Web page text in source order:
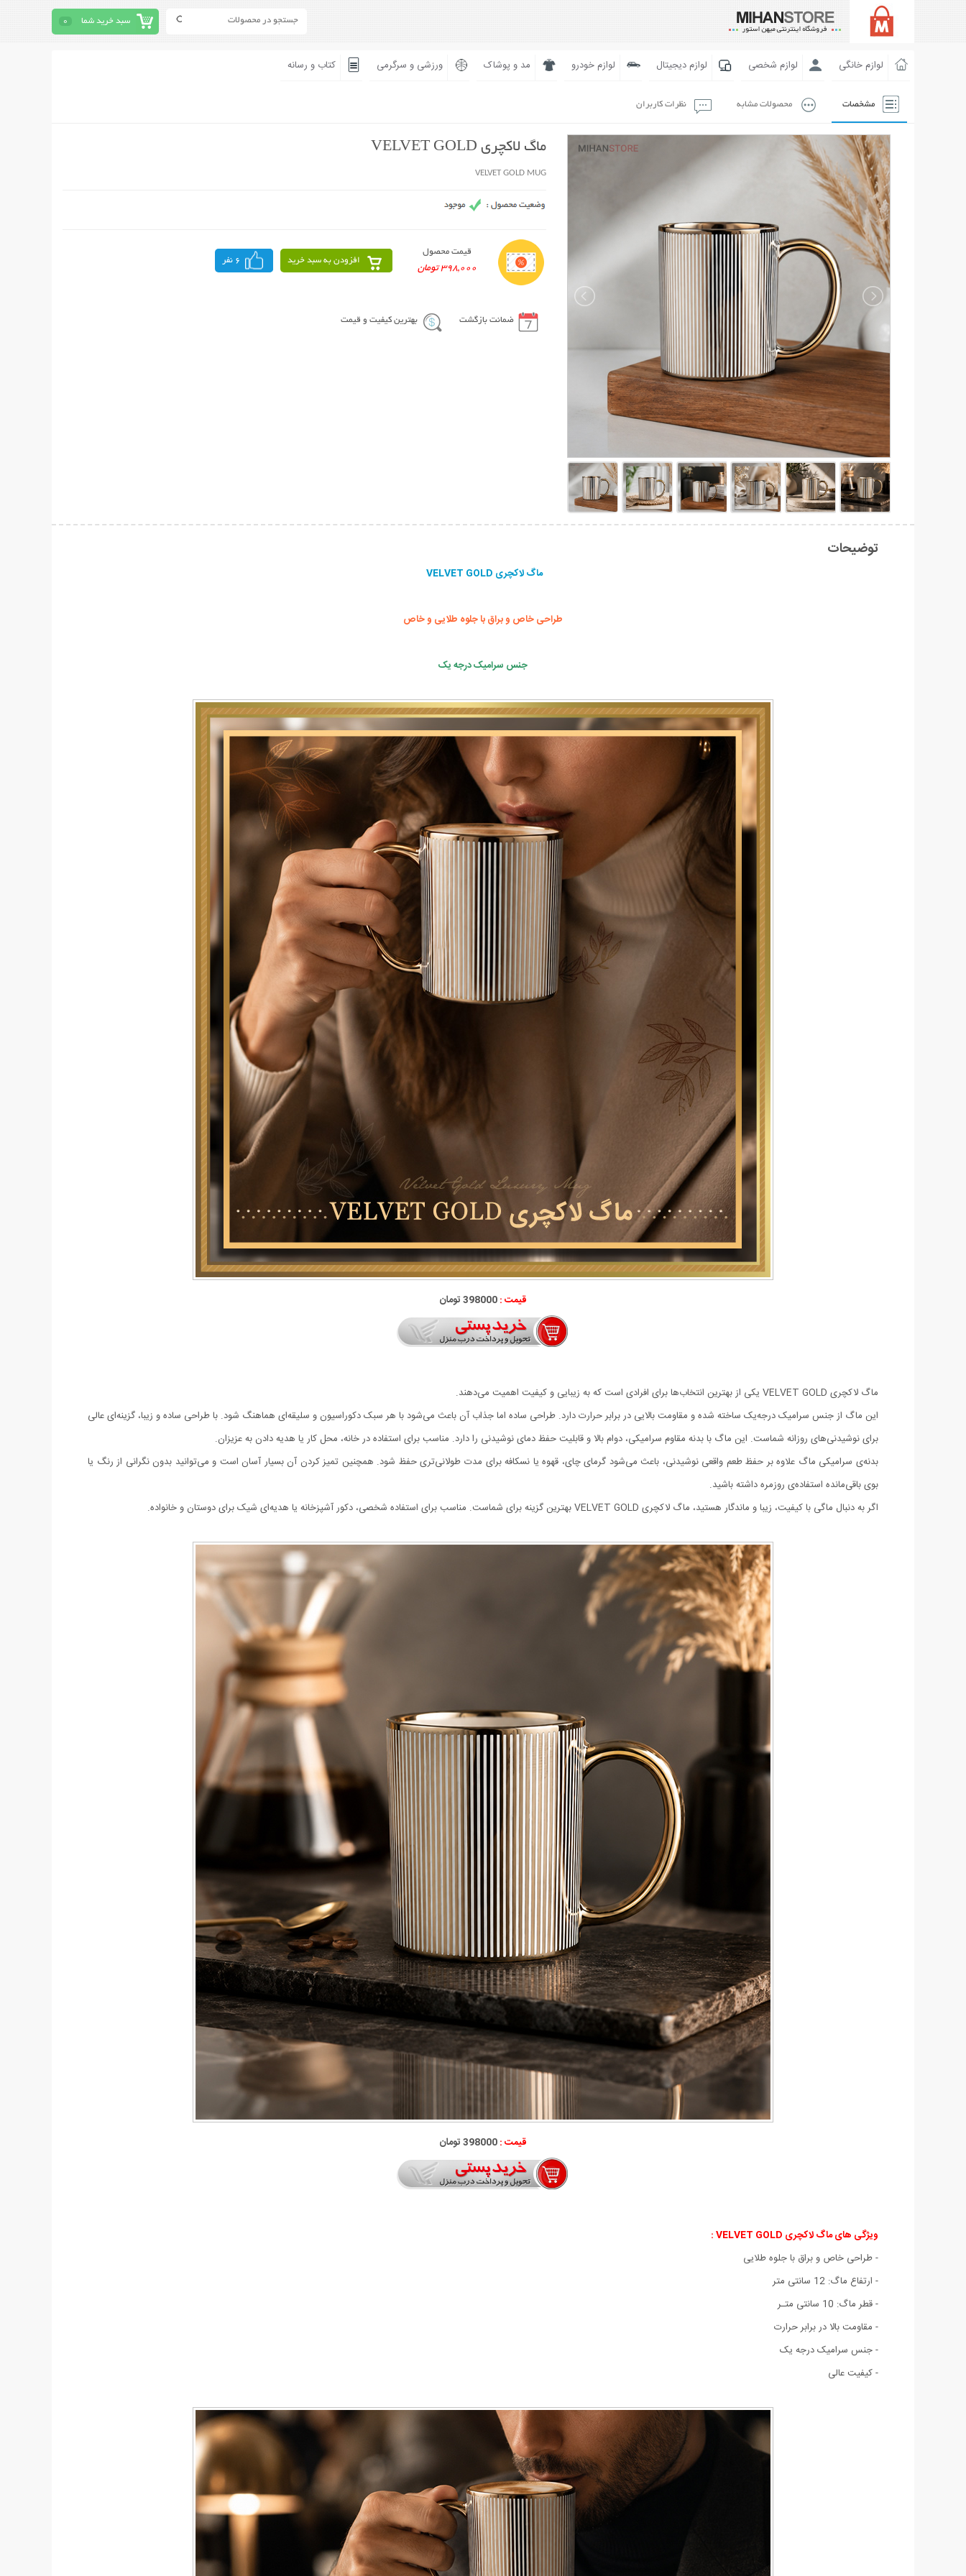
سبد خرید شما 0
لوازم خانگی لوازم شخصی لوازم دیجیتال لوازم خودرو مد و پوشاک ورزشی و سرگرمی کتاب و رسانه
مشخصات محصولات مشابه نظرات کاربران
ماگ لاکچری VELVET GOLD
VELVET GOLD MUG
قیمت محصول
398,000 تومان
افزودن به سبد خرید 6 نفر
ضمانت بازگشت بهترین کیفیت و قیمت
توضیحات
ماگ لاکچری VELVET GOLD
طراحی خاص و براق با جلوه طلایی و خاص
جنس سرامیک درجه‌ یک
قیمت :398000 تومان
ماگ لاکچری VELVET GOLD یکی از بهترین انتخاب‌ها برای افرادی است که به زیبایی و کیفیت اهمیت می‌دهند.
این ماگ از جنس سرامیک درجه‌یک ساخته شده و مقاومت بالایی در برابر حرارت دارد. طراحی ساده اما جذاب آن باعث می‌شود با هر سبک دکوراسیون و سلیقه‌ای هماهنگ شود. با طراحی ساده و زیبا، گزینه‌ای عالی
برای نوشیدنی‌های روزانه شماست. این ماگ با بدنه مقاوم سرامیکی، دوام بالا و قابلیت حفظ دمای نوشیدنی را دارد. مناسب برای استفاده در خانه، محل کار یا هدیه دادن به عزیزان.
بدنه‌ی سرامیکی ماگ علاوه بر حفظ طعم واقعی نوشیدنی، باعث می‌شود گرمای چای، قهوه یا نسکافه برای مدت طولانی‌تری حفظ شود. همچنین تمیز کردن آن بسیار آسان است و می‌توانید بدون نگرانی از رنگ یا
بوی باقی‌مانده استفاده‌ی روزمره داشته باشید.
اگر به دنبال ماگی با کیفیت، زیبا و ماندگار هستید، ماگ لاکچری VELVET GOLD بهترین گزینه برای شماست. مناسب برای استفاده شخصی، دکور آشپزخانه یا هدیه‌ای شیک برای دوستان و خانواده.
قیمت :398000 تومان
ویژگی های ماگ لاکچری VELVET GOLD :
- طراحی خاص و براق با جلوه طلایی
- ارتفاع ماگ: 12 سانتی متر
- قطر ماگ: 10 سانتی متـر
- مقاومت بالا در برابر حرارت
- جنس سرامیک درجه‌ یک
- کیفیت عالی